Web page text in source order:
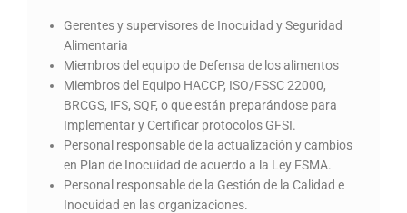
Gerentes y supervisores de Inocuidad y Seguridad
Alimentaria
Miembros del equipo de Defensa de los alimentos
Miembros del Equipo HACCP, ISO/FSSC 22000,
BRCGS, IFS, SQF, o que están preparándose para
Implementar y Certificar protocolos GFSI.
Personal responsable de la actualización y cambios
en Plan de Inocuidad de acuerdo a la Ley FSMA.
Personal responsable de la Gestión de la Calidad e
Inocuidad en las organizaciones.